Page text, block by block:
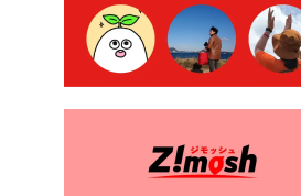
2026年7月1日 豊前市民プール
一般開放
（令和８年４月１日施行）